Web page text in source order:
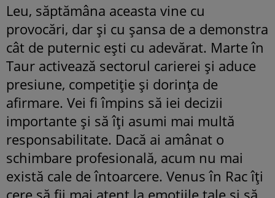
Leu, săptămâna aceasta vine cu
provocări, dar și cu șansa de a demonstra
cât de puternic ești cu adevărat. Marte în
Taur activează sectorul carierei și aduce
presiune, competiție și dorința de
afirmare. Vei fi împins să iei decizii
importante și să îți asumi mai multă
responsabilitate. Dacă ai amânat o
schimbare profesională, acum nu mai
există cale de întoarcere. Venus în Rac îți
cere să fii mai atent la emoțiile tale și să